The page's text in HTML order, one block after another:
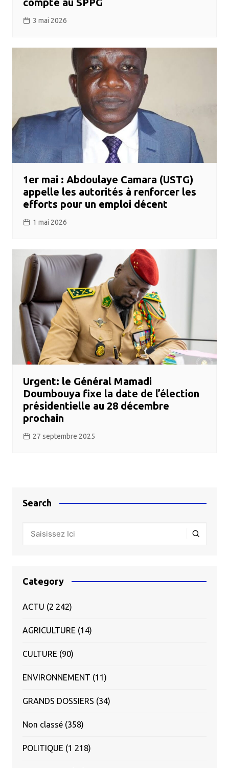
3 mai 2026
1er mai : Abdoulaye Camara (USTG)
appelle les autorités à renforcer les
efforts pour un emploi décent
1 mai 2026
Urgent: le Général Mamadi
Doumbouya fixe la date de l’élection
présidentielle au 28 décembre
prochain
27 septembre 2025
Search
Category
ACTU (2 242)
AGRICULTURE (14)
CULTURE (90)
ENVIRONNEMENT (11)
GRANDS DOSSIERS (34)
Non classé(358)
POLITIQUE (1 218)